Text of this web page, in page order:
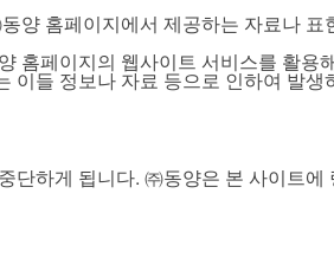
양 홈페이지에서 제공하는 자료나 표
홈페이지의 웹사이트 서비스를 활용
들 정보나 자료 등으로 인하여 발생
단하게 됩니다. ㈜동양은 본 사이트에